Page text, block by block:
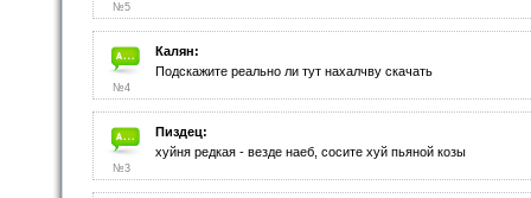
№5
Калян:
Подскажите реально ли тут нахалчву скачать
№4
Пиздец:
хуйня редкая - везде наеб, сосите хуй пьяной козы
№3